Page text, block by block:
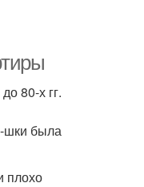
80-х гг.
шки была
плохо